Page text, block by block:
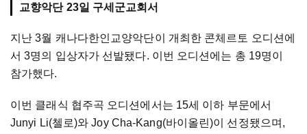
교향악단 23일 구세군교회서
지난 3월 캐나다한인교양악단이 개최한 콘체르토 오디션에
서 3명의 입상자가 선발됐다. 이번 오디션에는 총 19명이
참가했다.
이번 클래식 협주곡 오디션에서는 15세 이하 부문에서
Junyi Li(첼로)와 Joy Cha-Kang(바이올린)이 선정됐으며,